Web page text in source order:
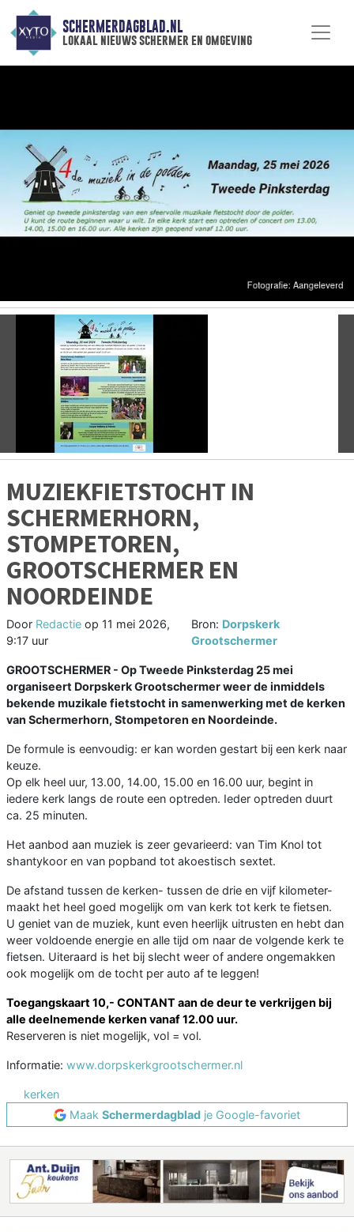
SCHERMERDAGBLAD.NL
lokaal nieuws schermer en omgeving
MUZIEKFIETSTOCHT IN
SCHERMERHORN,
STOMPETOREN,
GROOTSCHERMER EN
NOORDEINDE
Door Redactie op 11 mei 2026,
9:17 uur
Bron: Dorpskerk
Grootschermer
GROOTSCHERMER - Op Tweede Pinksterdag 25 mei
organiseert Dorpskerk Grootschermer weer de inmiddels
bekende muzikale fietstocht in samenwerking met de kerken
van Schermerhorn, Stompetoren en Noordeinde.
De formule is eenvoudig: er kan worden gestart bij een kerk naar
keuze.
Op elk heel uur, 13.00, 14.00, 15.00 en 16.00 uur, begint in
iedere kerk langs de route een optreden. Ieder optreden duurt
ca. 25 minuten.
Het aanbod aan muziek is zeer gevarieerd: van Tim Knol tot
shantykoor en van popband tot akoestisch sextet.
De afstand tussen de kerken- tussen de drie en vijf kilometer-
maakt het heel goed mogelijk om van kerk tot kerk te fietsen.
U geniet van de muziek, kunt even heerlijk uitrusten en hebt dan
weer voldoende energie en alle tijd om naar de volgende kerk te
fietsen. Uiteraard is het bij slecht weer of andere ongemakken
ook mogelijk om de tocht per auto af te leggen!
Toegangskaart 10,- CONTANT aan de deur te verkrijgen bij
alle deelnemende kerken vanaf 12.00 uur.
Reserveren is niet mogelijk, vol = vol.
Informatie: www.dorpskerkgrootschermer.nl
kerken
Maak Schermerdagblad je Google-favoriet